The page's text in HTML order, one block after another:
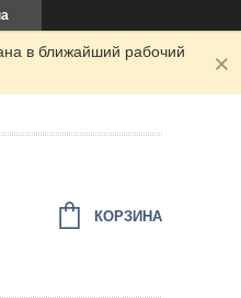
в ближайший рабочий
КОРЗИНА